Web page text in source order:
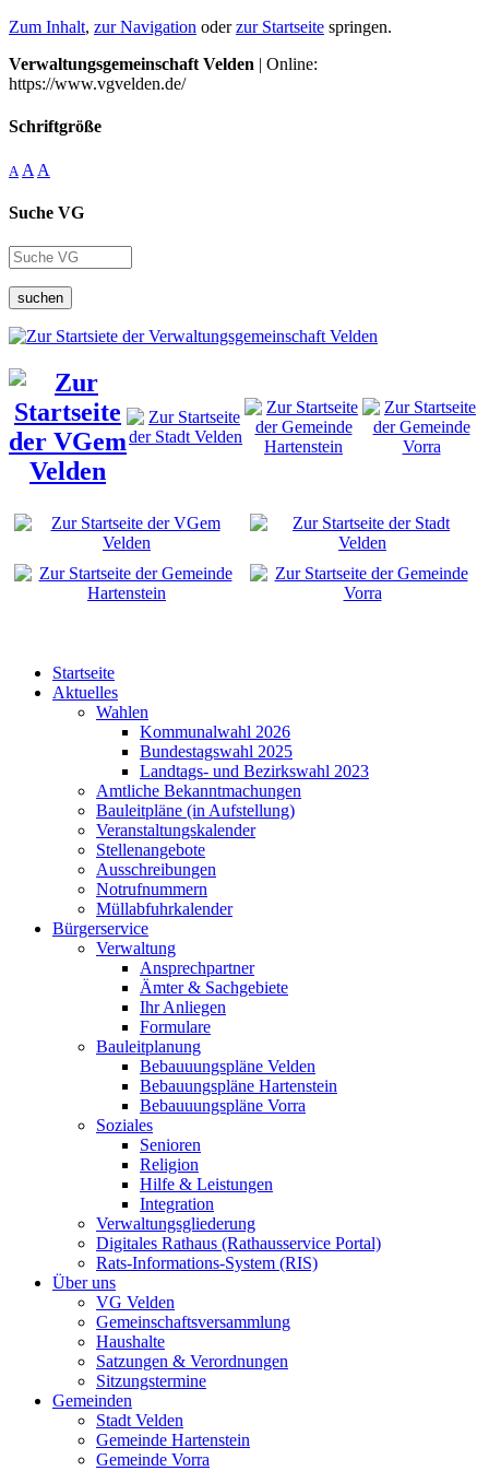
Zum Inhalt, zur Navigation oderzur Startseite springen.
Verwaltungsgemeinschaft Velden | Online:
https://www.vgvelden.de/
Schriftgröße
A A A
Suche VG
suchen
Startseite
Aktuelles
Wahlen
Kommunalwahl 2026
Bundestagswahl 2025
Landtags- und Bezirkswahl 2023
Amtliche Bekanntmachungen
Bauleitpläne (in Aufstellung)
Veranstaltungskalender
Stellenangebote
Ausschreibungen
Notrufnummern
Müllabfuhrkalender
Bürgerservice
Verwaltung
Ansprechpartner
Ämter & Sachgebiete
Ihr Anliegen
Formulare
Bauleitplanung
Bebauuungspläne Velden
Bebauungspläne Hartenstein
Bebauuungspläne Vorra
Soziales
Senioren
Religion
Hilfe & Leistungen
Integration
Verwaltungsgliederung
Digitales Rathaus (Rathausservice Portal)
Rats-Informations-System (RIS)
Über uns
VG Velden
Gemeinschaftsversammlung
Haushalte
Satzungen & Verordnungen
Sitzungstermine
Gemeinden
Stadt Velden
Gemeinde Hartenstein
Gemeinde Vorra